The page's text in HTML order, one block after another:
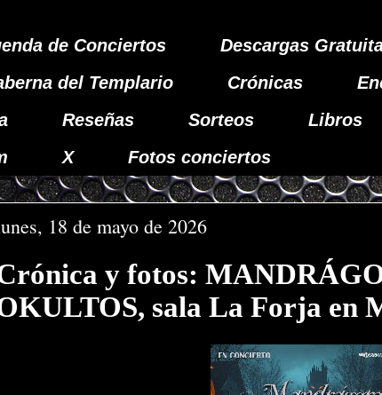
de Conciertos Descargas
del Templario Crónicas
Reseñas Sorteos Libros
X Fotos conciertos
18 de mayo de 2026
y fotos:
sala La Forja en